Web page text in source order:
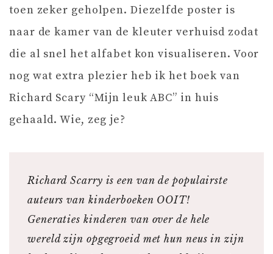
toen zeker geholpen. Diezelfde poster is
naar de kamer van de kleuter verhuisd zodat
die al snel het alfabet kon visualiseren. Voor
nog wat extra plezier heb ik het boek van
Richard Scary “Mijn leuk ABC” in huis
gehaald. Wie, zeg je?
Richard Scarry is een van de populairste
auteurs van kinderboeken OOIT!
Generaties kinderen van over de hele
wereld zijn opgegroeid met hun neus in zijn